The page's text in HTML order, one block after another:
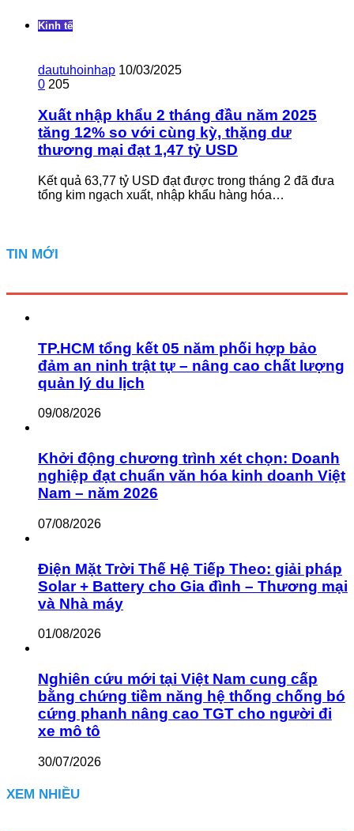
Kinh tế
dautuhoinhap 10/03/2025
0 205
Xuất nhập khẩu 2 tháng đầu năm 2025
tăng 12% so với cùng kỳ, thặng dư
thương mại đạt 1,47 tỷ USD
Kết quả 63,77 tỷ USD đạt được trong tháng 2 đã đưa
tổng kim ngạch xuất, nhập khẩu hàng hóa…
TIN MỚI
TP.HCM tổng kết 05 năm phối hợp bảo
đảm an ninh trật tự – nâng cao chất lượng
quản lý du lịch
09/08/2026
Khởi động chương trình xét chọn: Doanh
nghiệp đạt chuẩn văn hóa kinh doanh Việt
Nam – năm 2026
07/08/2026
Điện Mặt Trời Thế Hệ Tiếp Theo: giải pháp
Solar + Battery cho Gia đình – Thương mại
và Nhà máy
01/08/2026
Nghiên cứu mới tại Việt Nam cung cấp
bằng chứng tiềm năng hệ thống chống bó
cứng phanh nâng cao TGT cho người đi
xe mô tô
30/07/2026
XEM NHIỀU